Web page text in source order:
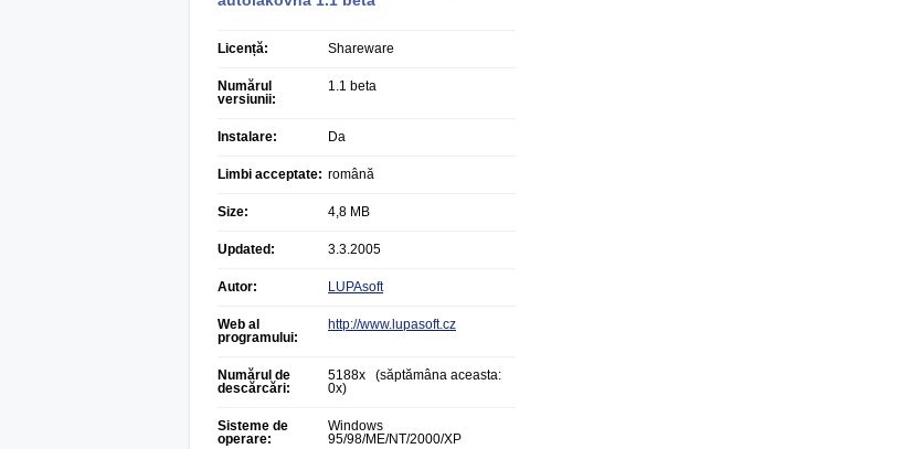
Licență: Shareware
Numărul
versiunii:
1.1 beta
Instalare: Da
Limbi acceptate: română
Size: 4,8 MB
Updated: 3.3.2005
Autor: LUPAsoft
Web al
programului:
http://www.lupasoft.cz
Numărul de
descărcări:
5188x (săptămâna aceasta:
0x)
Sisteme de
operare:
Windows
95/98/ME/NT/2000/XP